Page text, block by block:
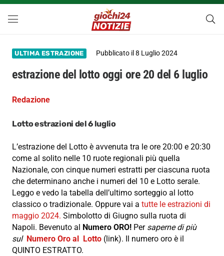
ULTIMA ESTRAZIONE Pubblicato il8 Luglio 2024
estrazione del lotto oggi ore 20 del 6 luglio
Redazione
Lotto estrazioni del 6 luglio
L’estrazione del Lotto è avvenuta tra le ore 20:00 e 20:30
come al solito nelle 10 ruote regionali più quella
Nazionale, con cinque numeri estratti per ciascuna ruota
che determinano anche i numeri del 10 e Lotto serale.
Leggo e vedo la tabella dell’ultimo sorteggio al lotto
classico o tradizionale. Oppure vai a tutte le estrazioni di
maggio 2024. Simbolotto di Giugno sulla ruota di
Napoli. Bevenuto al
Numero ORO! Per saperne di più
sul Numero Oro al Lotto (link). Il numero oro è il
QUINTO ESTRATTO.